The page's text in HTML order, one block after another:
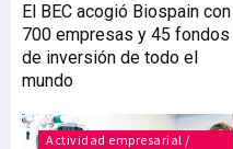
El BEC acogió Biospain con
700 empresas y 45 fondos
de inversión de todo el
mundo
Actividad empresarial /